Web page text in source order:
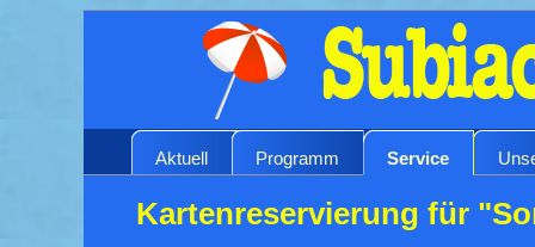
Aktuell Programm Service
Kartenreservierung für